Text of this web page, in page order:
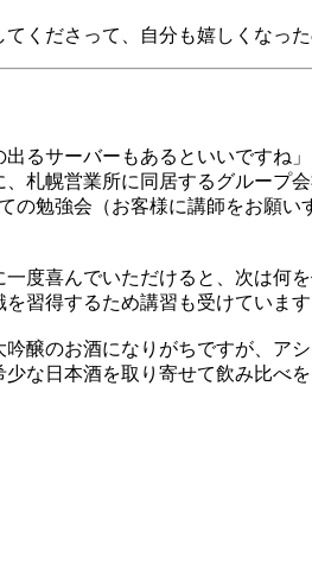
くださって、自分も嬉しくなった
るサーバーもあるといいですね
札幌営業所に同居するグループ
勉強会（お客様に講師をお願
度喜んでいただけると、次は何
習得するため講習も受けています
醸のお酒になりがちですが、ア
な日本酒を取り寄せて飲み比べを